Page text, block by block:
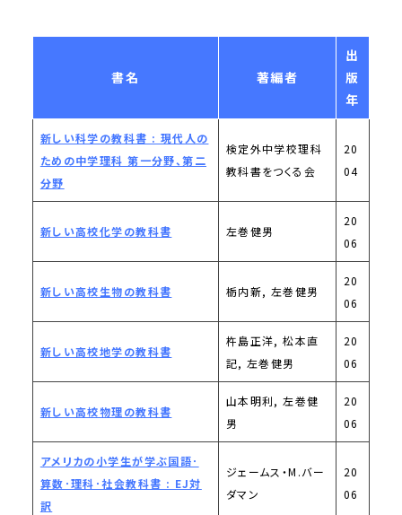
書名 著編者
出
版
年
新しい科学の教科書 : 現代人の
ための中学理科 第一分野、第二
分野
検定外中学校理科
教科書をつくる会
20
04
新しい高校化学の教科書 左巻健男
20
06
新しい高校生物の教科書 栃内新, 左巻健男
20
06
新しい高校地学の教科書
杵島正洋, 松本直
記, 左巻健男
20
06
新しい高校物理の教科書
山本明利, 左巻健
男
20
06
アメリカの小学生が学ぶ国語･
算数･理科･社会教科書 : EJ対
訳
ジェームス・M.バー
ダマン
20
06